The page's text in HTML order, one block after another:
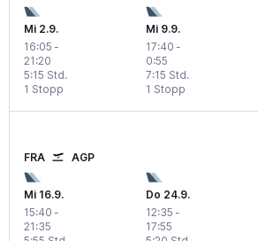
Mi 2.9.
16:05 -
21:20
1 Stopp
5:15 Std.
Mi 9.9.
17:40 -
0:55
1 Stopp
7:15 Std.
FRA AGP
Mi 16.9.
15:40 -
21:35
Do 24.9.
12:35 -
17:55